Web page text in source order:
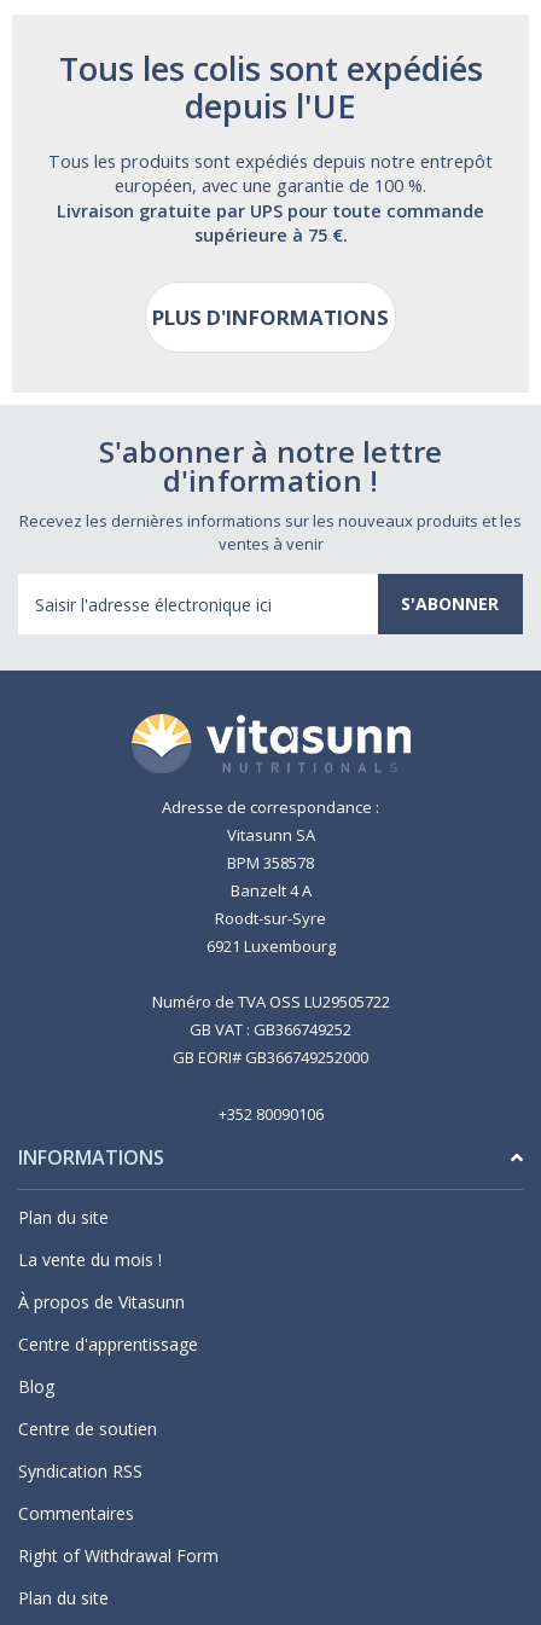
Tous les colis sont expédiés
depuis l'UE
Tous les produits sont expédiés depuis notre entrepôt
européen, avec une garantie de 100 %.
Livraison gratuite par UPS pour toute commande
supérieure à 75 €.
PLUS D'INFORMATIONS
S'abonner à notre lettre
d'information !
Recevez les dernières informations sur les nouveaux produits et les
ventes à venir
électronique
Adresse de correspondance :
Vitasunn SA
BPM 358578
Banzelt 4 A
Roodt-sur-Syre
6921 Luxembourg
Numéro de TVA OSS LU29505722
GB VAT : GB366749252
GB EORI# GB366749252000
+352 80090106
INFORMATIONS
Plan du site
La vente du mois !
À propos de Vitasunn
Centre d'apprentissage
Blog
Centre de soutien
Syndication RSS
Commentaires
Right of Withdrawal Form
Plan du site